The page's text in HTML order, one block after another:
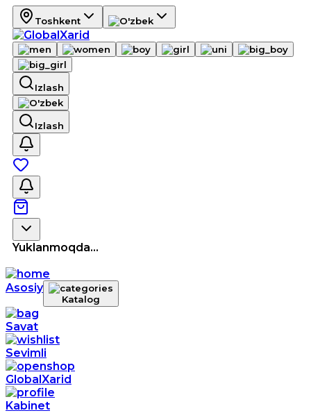
Toshkent
Izlash
Izlash
Yuklanmoqda...
Asosiy
Katalog
Savat
Sevimli
GlobalXarid
Kabinet